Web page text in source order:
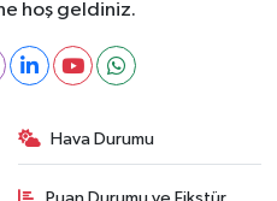
hoş geldiniz.
Hava Durumu